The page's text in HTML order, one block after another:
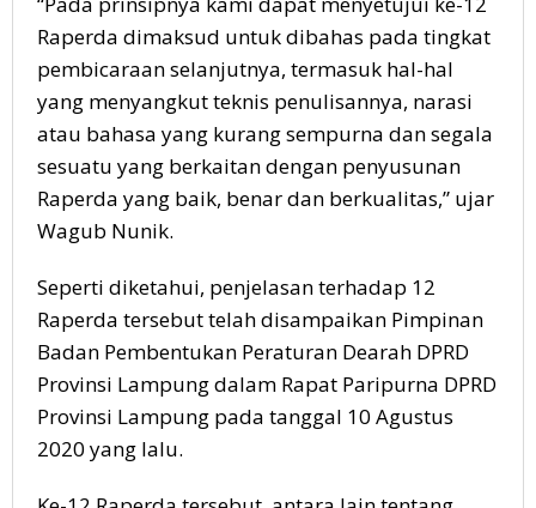
Raperda dimaksud untuk dibahas pada tingkat
pembicaraan selanjutnya, termasuk hal-hal
yang menyangkut teknis penulisannya, narasi
atau bahasa yang kurang sempurna dan segala
sesuatu yang berkaitan dengan penyusunan
Raperda yang baik, benar dan berkualitas,” ujar
Wagub Nunik.
Seperti diketahui, penjelasan terhadap 12
Raperda tersebut telah disampaikan Pimpinan
Badan Pembentukan Peraturan Dearah DPRD
Provinsi Lampung dalam Rapat Paripurna DPRD
Provinsi Lampung pada tanggal 10 Agustus
2020 yang lalu.